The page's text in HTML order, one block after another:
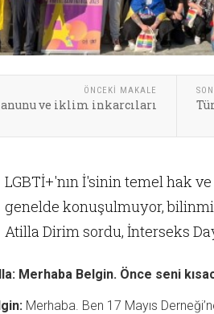
ÖNCEKI MAKALE
ve iklim inkarcıları
LGBTİ+'nın İ'sinin temel hak
genelde konuşulmuyor,
Atilla Dirim sordu, İnterseks
Merhaba Belgin. Önce seni
Merhaba. Ben 17 Mayıs